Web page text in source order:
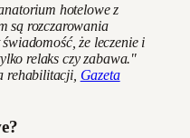
hotelowe z
są rozczarowania
że leczenie i
relaks czy zabawa."
rehabilitacji, Gazeta